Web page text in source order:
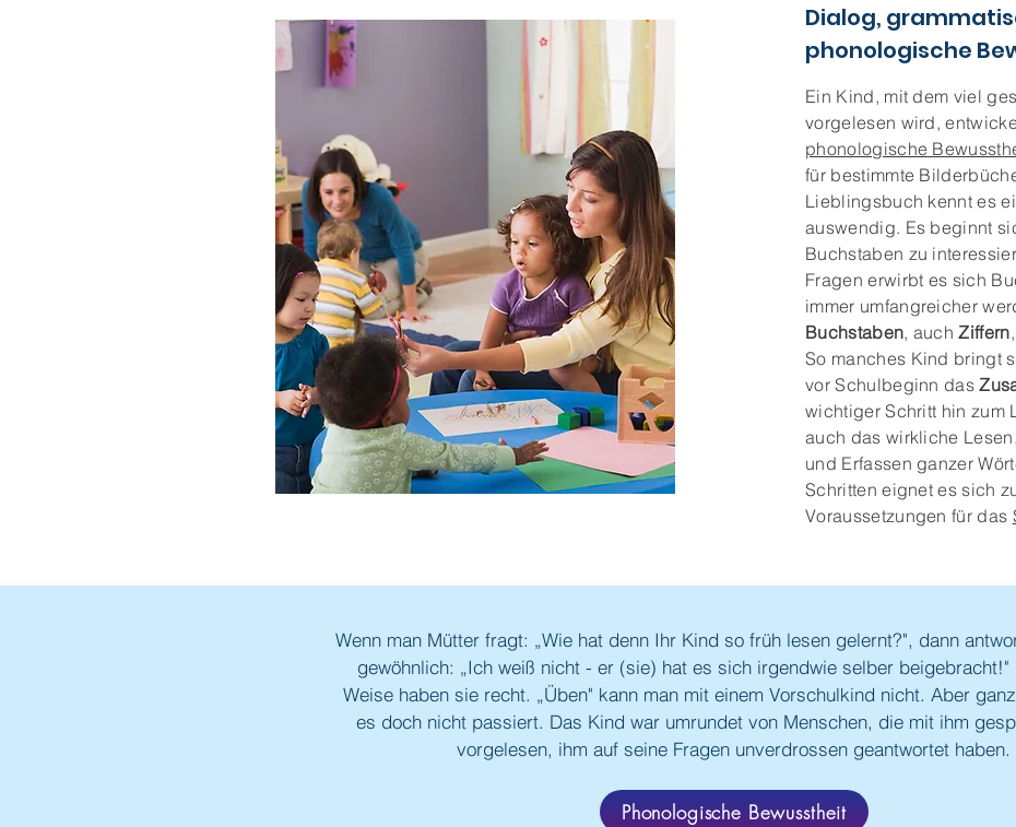
Dialog,
phonologische
Ein Kind, mit dem viel
vorgelesen wird,
phonologische
für bestimmte
Lieblingsbuch kennt es
auswendig. Es beginnt
Buchstaben zu
Fragen erwirbt es sich
immer umfangreicher
Buchstaben, auchZiffern
So manches Kind bringt
vor Schulbeginn das
wichtiger Schritt hin zum
auch das wirkliche
und Erfassen ganzer
Schritten eignet es sich
Voraussetzungen für das
Wenn man Mütter fragt: „Wie hat denn Ihr Kind so früh lesen gelernt?", dann
gewöhnlich: „Ich weiß nicht - er (sie) hat es sich irgendwie selber beigebracht!"
Weise haben sie recht. „Üben" kann man mit einem Vorschulkind nicht. Aber
es doch nicht passiert. Das Kind war umrundet von Menschen, die mit ihm
vorgelesen, ihm auf seine Fragen unverdrossen geantwortet haben.
Phonologische Bewusstheit